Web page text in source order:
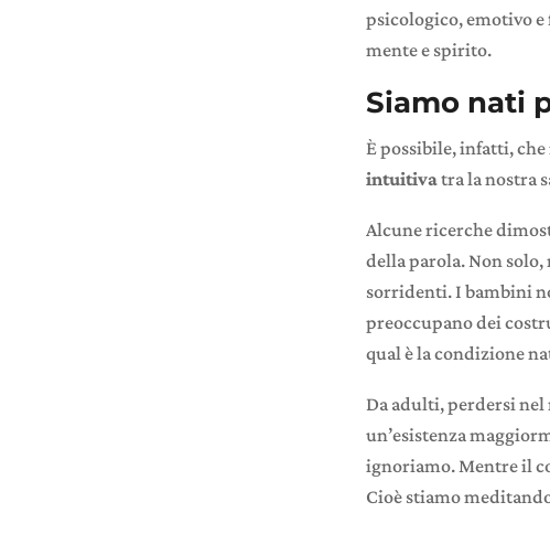
psicologico, emotivo e
mente e spirito.
Siamo nati
È possibile, infatti,
intuitivatra la nostra
Alcune ricerche
della parola. Non
sorridenti. I bambini
preoccupano dei
qual è la condizione
Da adulti, perdersi nel
un’esistenza
ignoriamo. Mentre il
Cioè stiamo